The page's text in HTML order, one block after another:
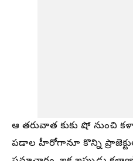
ఆ తరువాత కుకు షో నుంచి
పడాల హీరోగానూ కొన్ని